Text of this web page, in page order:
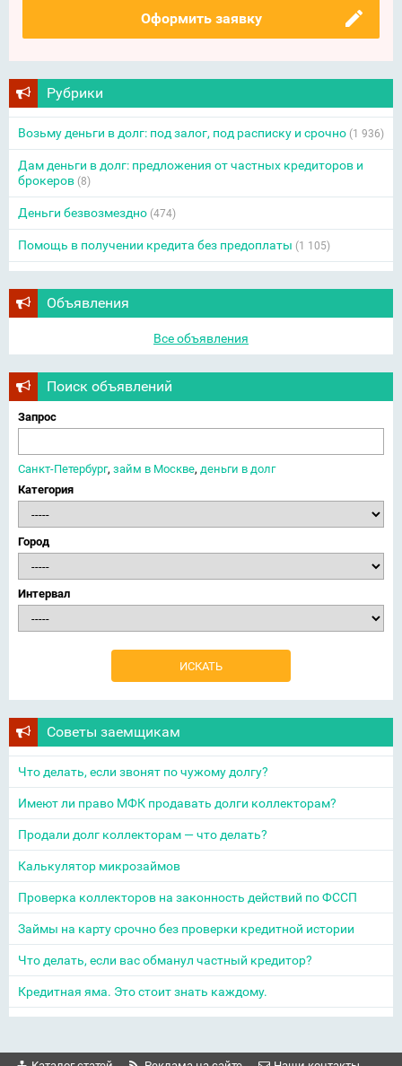
Оформить заявку
Рубрики
Возьму деньги в долг: под залог, под расписку и срочно (1 936)
Дам деньги в долг: предложения от частных кредиторов и
брокеров (8)
Деньги безвозмездно (474)
Помощь в получении кредита без предоплаты (1 105)
Объявления
Все объявления
Поиск объявлений
Запрос
Санкт-Петербург, займ в Москве, деньги в долг
Категория
Город
Интервал
Советы заемщикам
Что делать, если звонят по чужому долгу?
Имеют ли право МФК продавать долги коллекторам?
Продали долг коллекторам — что делать?
Калькулятор микрозаймов
Проверка коллекторов на законность действий по ФССП
Займы на карту срочно без проверки кредитной истории
Что делать, если вас обманул частный кредитор?
Кредитная яма. Это стоит знать каждому.